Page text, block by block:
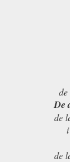
De
de
de